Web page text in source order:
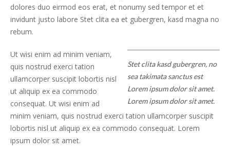
dolores duo eirmod eos erat, et nonumy sed tempor et et
invidunt justo labore Stet clita ea et gubergren, kasd magna no
rebum.
Stet clita kasd gubergren, no
sea takimata sanctus est
Lorem ipsum dolor sit amet.
Lorem ipsum dolor sit amet.
Ut wisi enim ad minim veniam,
quis nostrud exerci tation
ullamcorper suscipit lobortis nisl
ut aliquip ex ea commodo
consequat. Ut wisi enim ad
minim veniam, quis nostrud exerci tation ullamcorper suscipit
lobortis nisl ut aliquip ex ea commodo consequat. Lorem
ipsum dolor sit amet.